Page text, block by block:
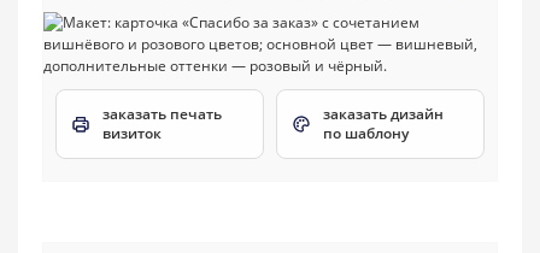
заказать печать
визиток
заказать дизайн
по шаблону